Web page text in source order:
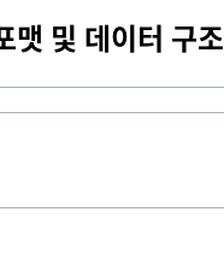
맷 및 데이터 구조